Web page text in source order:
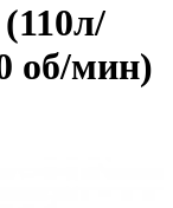
об/мин)